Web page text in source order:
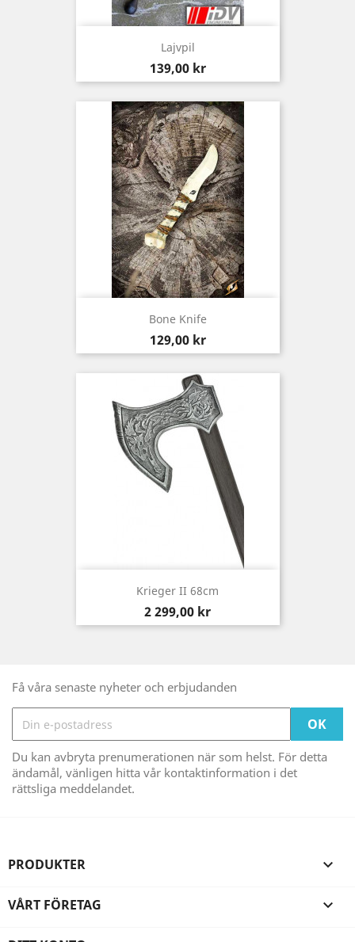
Lajvpil
Pris
139,00 kr
Bone Knife
Pris
129,00 kr
Krieger II 68cm
Pris
2 299,00 kr
Få våra senaste nyheter och erbjudanden
Du kan avbryta prenumerationen när som helst. För detta
ändamål, vänligen hitta vår kontaktinformation i det
rättsliga meddelandet.
PRODUKTER 
VÅRT FÖRETAG 